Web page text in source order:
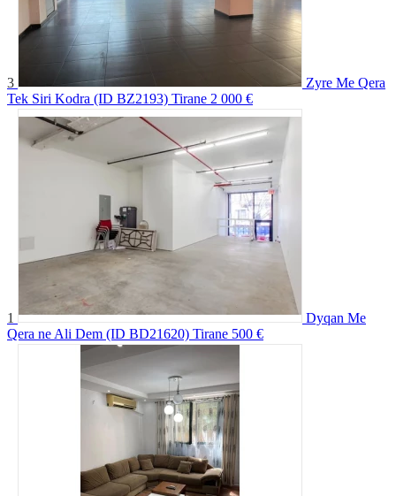
3
Zyre Me Qera
Tek Siri Kodra (ID BZ2193) Tirane 2 000 €
1
Dyqan Me
Qera ne Ali Dem (ID BD21620) Tirane 500 €